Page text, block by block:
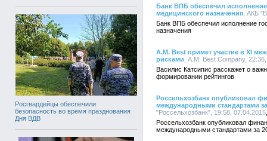
Росгвардейцы обеспечили
безопасность во время празднования
Дня ВДВ
Банк ВПБ обеспечил исполнение
медицинского назначения , АКБ
Банк ВПБ обеспечил исполнение
назначения
A.M. Best примет участие в XI
рисками , A.M. Best Company,
Василис Катсипис расскажет о
формировании рейтингов
Россельхозбанк опубликовал
международными стандартами
"Россельхозбанк", 19:58, 07.04.2015
Россельхозбанк опубликовал
международными стандартами за